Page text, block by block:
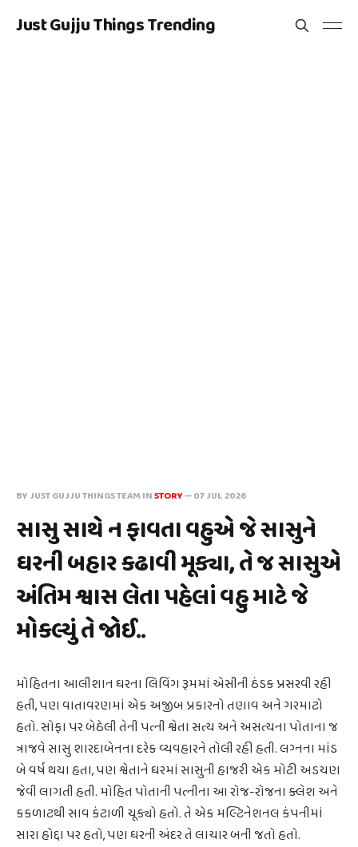
Just Gujju Things Trending
BY JUST GUJJU THINGS TEAM INSTORY—07 JUL 2026
સાસુ સાથે ન ફાવતા વહુએ જે સાસુને
ઘરની બહાર કઢાવી મૂક્યા, તે જ સાસુએ
અંતિમ શ્વાસ લેતા પહેલાં વહુ માટે જે
મોકલ્યું તે જોઈ..
મોહિતના આલીશાન ઘરના લિવિંગ રૂમમાં એસીની ઠંડક પ્રસરવી રહી
હતી, પણ વાતાવરણમાં એક અજીબ પ્રકારનો તણાવ અને ગરમાટો
હતો. સોફા પર બેઠેલી તેની પત્ની શ્વેતા સત્ય અને અસત્યના પોતાના જ
ત્રાજવે સાસુ શારદાબેનના દરેક વ્યવહારને તોલી રહી હતી. લગ્નના માંડ
બે વર્ષ થયા હતા, પણ શ્વેતાને ઘરમાં સાસુની હાજરી એક મોટી અડચણ
જેવી લાગતી હતી. મોહિત પોતાની પત્નીના આ રોજ-રોજના ક્લેશ અને
કકળાટથી સાવ કંટાળી ચૂક્યો હતો. તે એક મલ્ટિનેશનલ કંપનીમાં
સારા હોદ્દા પર હતો, પણ ઘરની અંદર તે લાચાર બની જતો હતો.